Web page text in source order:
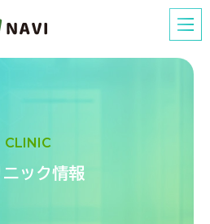
CLINIC
ニック情報